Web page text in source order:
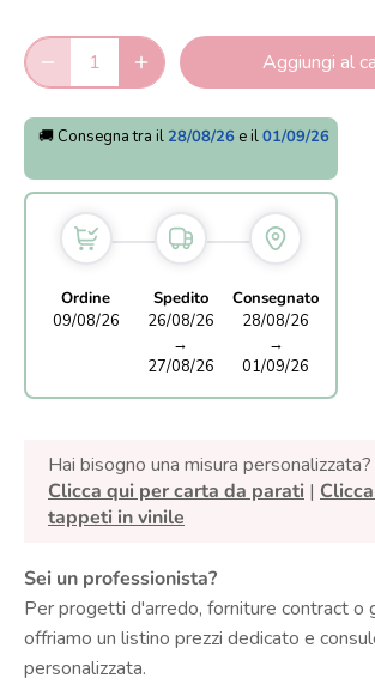
Aggiungi al
🚚 Consegna tra il 28/08/26 e il01/09/26
Ordine
09/08/26
Spedito
26/08/26
→
27/08/26
Consegnato
28/08/26
→
01/09/26
Hai bisogno una misura personalizzata?
Clicca qui per carta da parati |
tappeti in vinile
Sei un professionista?
Per progetti d'arredo, forniture contract o
offriamo un listino prezzi dedicato e
personalizzata.